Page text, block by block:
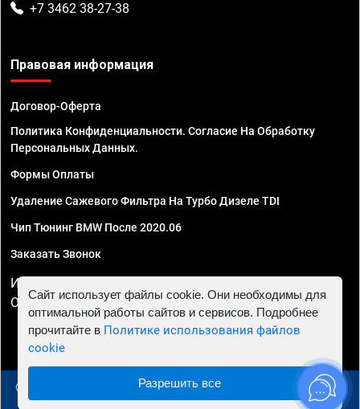
+7 3462 38-27-38
Правовая информация
Договор-Оферта
Политика Конфиденциальности. Согласие На Обработку
Персональных Данных.
Формы Оплаты
Удаление Сажевого Фильтра На Турбо Дизеле TDI
Чип Тюнинг BMW После 2020.06
Заказать Звонок
ИП Смирнов Георгий Павлович. ИНН 781302555843,
ОГРНИП 324470400032610
© 2010 - 2026 Чип тюнинг в Сургуте - Автосервис "Евро
Сайт использует файлы cookie. Они необходимы для
оптимальной работы сайтов и сервисов. Подробнее
прочитайте в Политике использования файлов
cookie
Разрешить все